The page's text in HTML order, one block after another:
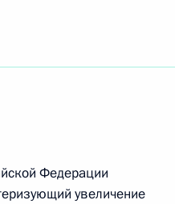
Федерации
увеличение